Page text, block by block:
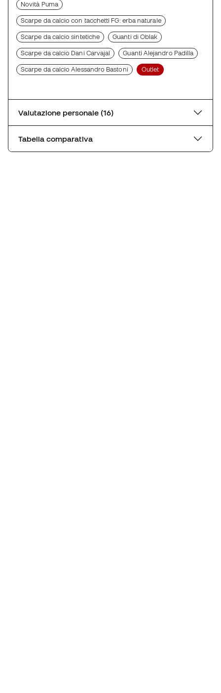
Novità Puma
Scarpe da calcio con tacchetti FG: erba naturale
Scarpe da calcio sintetiche Guanti di Oblak
Scarpe da calcio Dani Carvajal Guanti Alejandro Padilla
Scarpe da calcio Alessandro Bastoni Outlet
Valutazione personale (16)
Tabella comparativa